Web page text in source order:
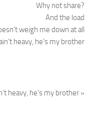
Why not share?
And the load
weigh me down at all
heavy, he’s my brother
heavy, he’s my brother »